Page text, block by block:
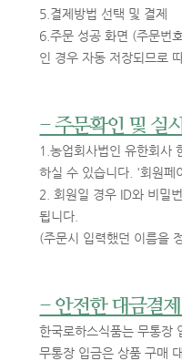
5.결제방법 선택 및 결제
6.주문 성공 화면 (주문번
인 경우 자동 저장되므로
- 주문확인 및 실
1.농업회사법인 유한회사
하실 수 있습니다. '회원
2. 회원일 경우 ID와 비밀
됩니다.
(주문시 입력했던 이름을
- 안전한 대금결
한국로하스식품는 무통장
무통장 입금은 상품 구매